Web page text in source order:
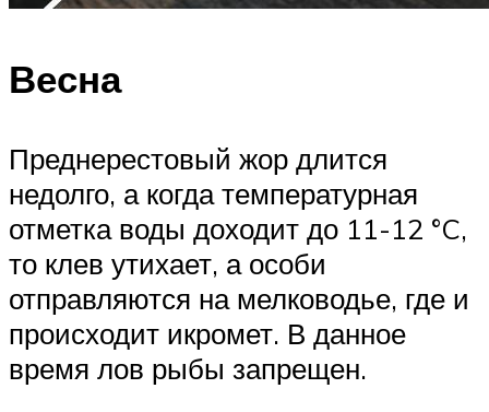
Весна
Преднерестовый жор длится
недолго, а когда температурная
отметка воды доходит до 11-12 °C,
то клев утихает, а особи
отправляются на мелководье, где и
происходит икромет. В данное
время лов рыбы запрещен.